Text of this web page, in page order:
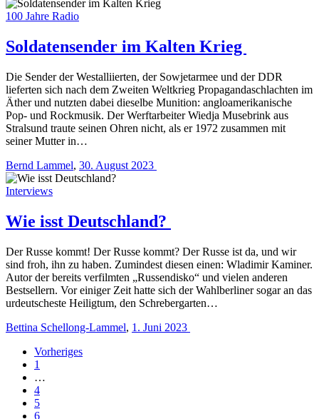
100 Jahre Radio
Soldatensender im Kalten Krieg
Die Sender der Westalliierten, der Sowjetarmee und der DDR
lieferten sich nach dem Zweiten Weltkrieg Propagandaschlachten im
Äther und nutzten dabei dieselbe Munition: angloamerikanische
Pop- und Rockmusik. Der Werftarbeiter Wiedja Musebrink aus
Stralsund traute seinen Ohren nicht, als er 1972 zusammen mit
seiner Mutter in…
Bernd Lammel, 30. August 2023
Interviews
Wie isst Deutschland?
Der Russe kommt! Der Russe kommt? Der Russe ist da, und wir
sind froh, ihn zu haben. Zumindest diesen einen: Wladimir Kaminer.
Autor der bereits verfilmten „Russendisko“ und vielen anderen
Bestsellern. Vor einiger Zeit hatte sich der Wahlberliner sogar an das
urdeutscheste Heiligtum, den Schrebergarten…
Bettina Schellong-Lammel, 1. Juni 2023
Vorheriges
1
…
4
5
6